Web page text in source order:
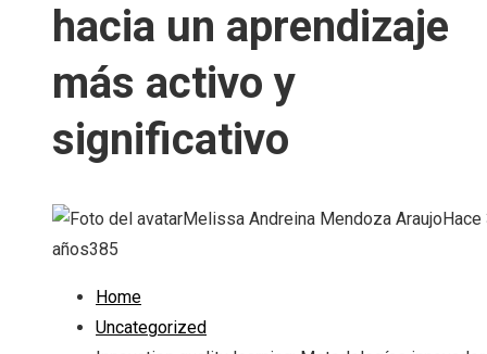
hacia un aprendizaje
más activo y
significativo
Melissa Andreina Mendoza Araujo Hace
años385
Home
Uncategorized